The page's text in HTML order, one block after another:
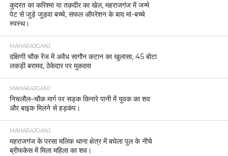
कुदरत का करिश्मा या तक़दीर का खेल, महराजगंज में जन्मे
पेट से जुड़े जुड़वा बच्चे, सफल ऑपरेशन के बाद मां-बच्चे
स्वस्थ।
MAHARAJGANJ
दक्षिणी चौक रेंज में अवैध सागौन कटान का खुलासा, 45 बोटा
लकड़ी बरामद, ठेकेदार पर मुकदमा
MAHARAJGANJ
निचलौल–चौक मार्ग पर सड़क किनारे पानी में युवक का शव
और बाइक मिलने से हड़कंप।
MAHARAJGANJ
महराजगंज के परसा मलिक थाना क्षेत्र में बघेला पुल के नीचे
ब्रीफकेस में मिला महिला का शव।